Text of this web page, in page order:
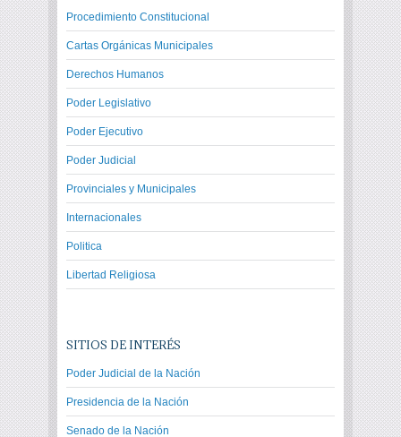
Procedimiento Constitucional
Cartas Orgánicas Municipales
Derechos Humanos
Poder Legislativo
Poder Ejecutivo
Poder Judicial
Provinciales y Municipales
Internacionales
Politica
Libertad Religiosa
SITIOS DE INTERÉS
Poder Judicial de la Nación
Presidencia de la Nación
Senado de la Nación